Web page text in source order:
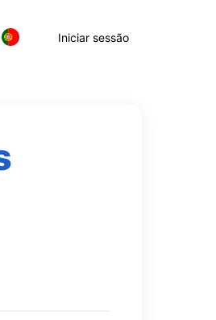
Iniciar sessão